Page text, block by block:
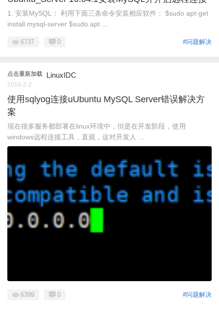
1. 安装MySQL： 利用下面三条命令安装相应软件： $sudo apt-get
install mysql-server $sudo apt ...
#问题解决
6737 0
点击重新加载 LinuxIDC
2018-2-2
使用sqlyog连接uUbuntu MySQL Server错误解决方
案
现在很多服务都部署在linux环境中，但是在开发阶段，使用
windows远程连接工具，直观，这对开发人 ...
#问题解决
6399 0